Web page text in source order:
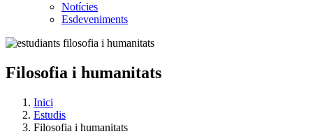
Notícies
Esdeveniments
Filosofia i humanitats
Inici
Estudis
Filosofia i humanitats